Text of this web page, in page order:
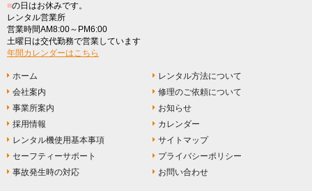
■の日はお休みです。
レンタル営業所
営業時間AM8:00～PM6:00
土曜日は交代勤務で営業しています
年間カレンダーはこちら
ホーム
会社案内
事業所案内
採用情報
レンタル機使用基本事項
セーフティーサポート
事故発生時の対応
レンタル方法について
修理のご依頼について
お知らせ
カレンダー
サイトマップ
プライバシーポリシー
お問い合わせ